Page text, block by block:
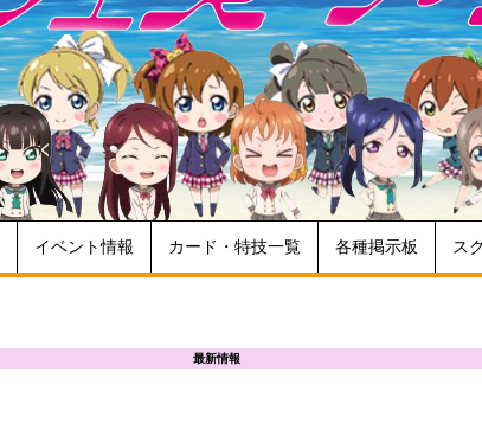
イベント情報 カード・特技一覧 各種掲示板 ス
最新情報